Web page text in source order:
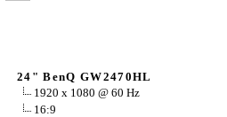
24" BenQ GW2470HL
1920 x 1080 @ 60 Hz
16:9